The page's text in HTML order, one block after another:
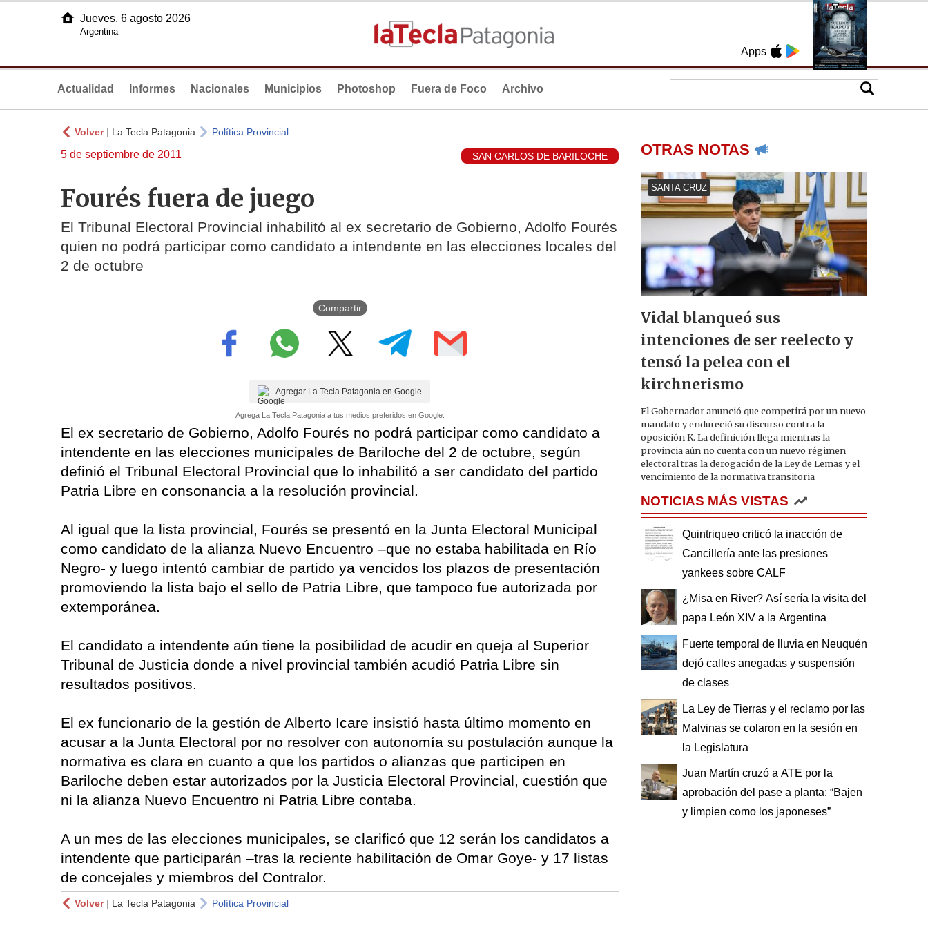
Apps
Jueves, 6 agosto 2026
Argentina
Actualidad Informes Nacionales Municipios Photoshop Fuera de Foco Archivo
Volver| La Tecla Patagonia Política Provincial
5 de septiembre de 2011 SAN CARLOS DE BARILOCHE
Fourés fuera de juego
El Tribunal Electoral Provincial inhabilitó al ex secretario de Gobierno, Adolfo Fourés
quien no podrá participar como candidato a intendente en las elecciones locales del
2 de octubre
Compartir
Agregar La Tecla Patagonia en Google
Agrega La Tecla Patagonia a tus medios preferidos en Google.
El ex secretario de Gobierno, Adolfo Fourés no podrá participar como candidato a
intendente en las elecciones municipales de Bariloche del 2 de octubre, según
definió el Tribunal Electoral Provincial que lo inhabilitó a ser candidato del partido
Patria Libre en consonancia a la resolución provincial.
Al igual que la lista provincial, Fourés se presentó en la Junta Electoral Municipal
como candidato de la alianza Nuevo Encuentro –que no estaba habilitada en Río
Negro- y luego intentó cambiar de partido ya vencidos los plazos de presentación
promoviendo la lista bajo el sello de Patria Libre, que tampoco fue autorizada por
extemporánea.
El candidato a intendente aún tiene la posibilidad de acudir en queja al Superior
Tribunal de Justicia donde a nivel provincial también acudió Patria Libre sin
resultados positivos.
El ex funcionario de la gestión de Alberto Icare insistió hasta último momento en
acusar a la Junta Electoral por no resolver con autonomía su postulación aunque la
normativa es clara en cuanto a que los partidos o alianzas que participen en
Bariloche deben estar autorizados por la Justicia Electoral Provincial, cuestión que
ni la alianza Nuevo Encuentro ni Patria Libre contaba.
A un mes de las elecciones municipales, se clarificó que 12 serán los candidatos a
intendente que participarán –tras la reciente habilitación de Omar Goye- y 17 listas
de concejales y miembros del Contralor.
Volver| La Tecla Patagonia Política Provincial
OTRAS NOTAS
SANTA CRUZ
Vidal blanqueó sus
intenciones de ser reelecto y
tensó la pelea con el
kirchnerismo
El Gobernador anunció que competirá por un nuevo
mandato y endureció su discurso contra la
oposición K. La definición llega mientras la
provincia aún no cuenta con un nuevo régimen
electoral tras la derogación de la Ley de Lemas y el
vencimiento de la normativa transitoria
NOTICIAS MÁS VISTAS
Quintriqueo criticó la inacción de
Cancillería ante las presiones
yankees sobre CALF
¿Misa en River? Así sería la visita del
papa León XIV a la Argentina
Fuerte temporal de lluvia en Neuquén
dejó calles anegadas y suspensión
de clases
La Ley de Tierras y el reclamo por las
Malvinas se colaron en la sesión en
la Legislatura
Juan Martín cruzó a ATE por la
aprobación del pase a planta: “Bajen
y limpien como los japoneses”